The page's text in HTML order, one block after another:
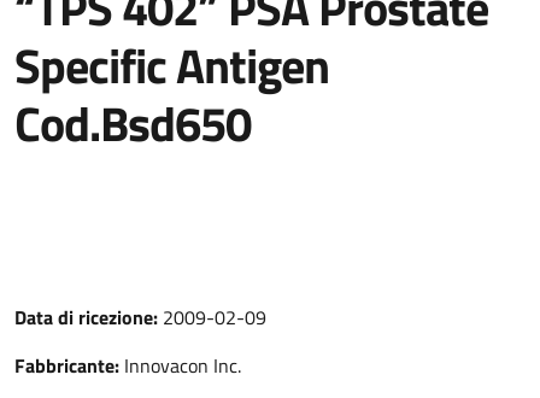
Specific Antigen
Cod.Bsd650
Data di ricezione: 2009-02-09
Fabbricante: Innovacon Inc.